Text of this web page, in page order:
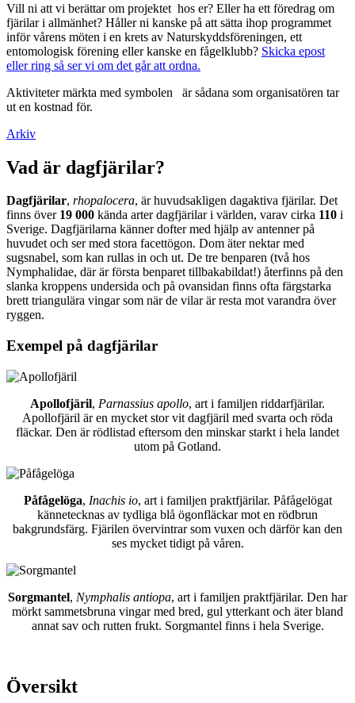
Vill ni att vi berättar om projektet hos er? Eller ha ett föredrag om
fjärilar i allmänhet? Håller ni kanske på att sätta ihop programmet
inför vårens möten i en krets av Naturskyddsföreningen, ett
entomologisk förening eller kanske en fågelklubb? Skicka epost
eller ring så ser vi om det går att ordna.
Aktiviteter märkta med symbolen
är sådana som organisatören tar
ut en kostnad för.
Arkiv
Vad är dagfjärilar?
Dagfjärilar, rhopalocera, är huvudsakligen dagaktiva fjärilar. Det
finns över 19 000 kända arter dagfjärilar i världen, varav cirka 110 i
Sverige. Dagfjärilarna känner dofter med hjälp av antenner på
huvudet och ser med stora facettögon. Dom äter nektar med
sugsnabel, som kan rullas in och ut. De tre benparen (två hos
Nymphalidae, där är första benparet tillbakabildat!) återfinns på den
slanka kroppens undersida och på ovansidan finns ofta färgstarka
brett triangulära vingar som när de vilar är resta mot varandra över
ryggen.
Exempel på dagfjärilar
Apollofjäril, Parnassius apollo, art i familjen riddarfjärilar.
Apollofjäril är en mycket stor vit dagfjäril med svarta och röda
fläckar. Den är rödlistad eftersom den minskar starkt i hela landet
utom på Gotland.
Påfågelöga, Inachis io, art i familjen praktfjärilar. Påfågelögat
kännetecknas av tydliga blå ögonfläckar mot en rödbrun
bakgrundsfärg. Fjärilen övervintrar som vuxen och därför kan den
ses mycket tidigt på våren.
Sorgmantel, Nymphalis antiopa, art i familjen praktfjärilar. Den har
mörkt sammetsbruna vingar med bred, gul ytterkant och äter bland
annat sav och rutten frukt. Sorgmantel finns i hela Sverige.
Översikt